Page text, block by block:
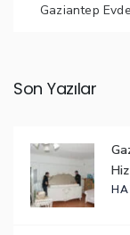
Gaziantep
Son Yazılar